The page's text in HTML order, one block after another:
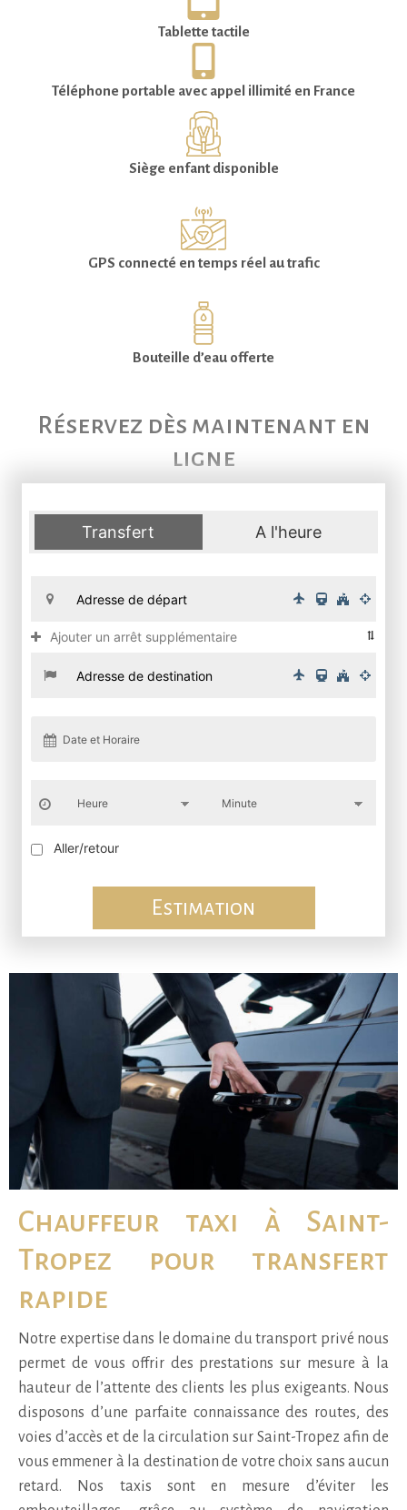
Tablette tactile
Téléphone portable avec appel illimité en France
Siège enfant disponible
GPS connecté en temps réel au trafic
Bouteille d’eau offerte
Réservez dès maintenant en
ligne
Transfert A l'heure
Ajouter un arrêt supplémentaire
Aller/retour
Estimation
Chauffeur taxi à Saint-
Tropez pour transfert
rapide
Notre expertise dans le domaine du transport privé nous
permet de vous offrir des prestations sur mesure à la
hauteur de l’attente des clients les plus exigeants. Nous
disposons d’une parfaite connaissance des routes, des
voies d’accès et de la circulation sur Saint-Tropez afin de
vous emmener à la destination de votre choix sans aucun
retard. Nos taxis sont en mesure d’éviter les